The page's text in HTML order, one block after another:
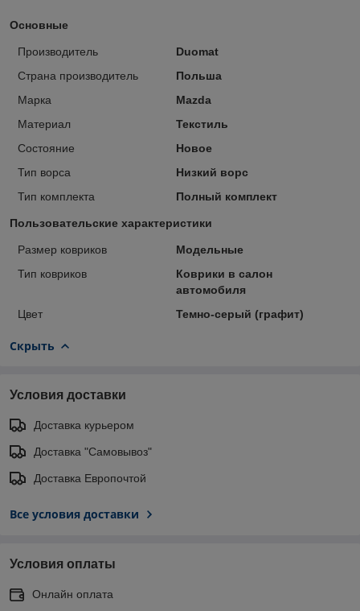
Основные
Производитель
Duomat
Страна производитель
Польша
Марка
Mazda
Материал
Текстиль
Состояние
Новое
Тип ворса
Низкий ворс
Тип комплекта
Полный комплект
Пользовательские характеристики
Размер ковриков
Модельные
Тип ковриков
Коврики в салон
автомобиля
Цвет
Темно-серый (графит)
Скрыть
Условия доставки
Доставка курьером
Доставка "Самовывоз"
Доставка Европочтой
Все условия доставки
Условия оплаты
Онлайн оплата